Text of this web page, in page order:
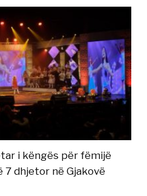
i këngës për fëmijë
7 dhjetor në Gjakovë